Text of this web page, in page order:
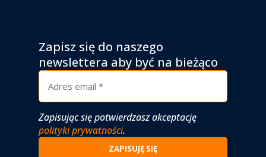
Zapisz się do naszego
newslettera aby być na bieżąco
Zapisując się potwierdzasz akceptację
polityki prywatności.